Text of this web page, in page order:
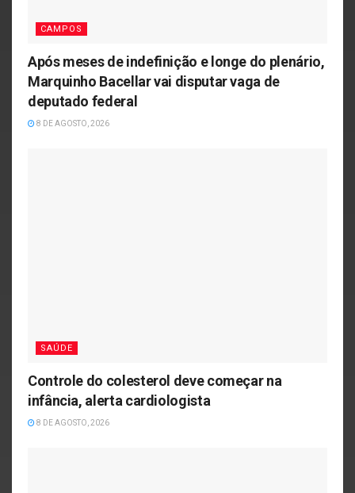
CAMPOS
Após meses de indefinição e longe do plenário,
Marquinho Bacellar vai disputar vaga de
deputado federal
8 DE AGOSTO, 2026
SAÚDE
Controle do colesterol deve começar na
infância, alerta cardiologista
8 DE AGOSTO, 2026